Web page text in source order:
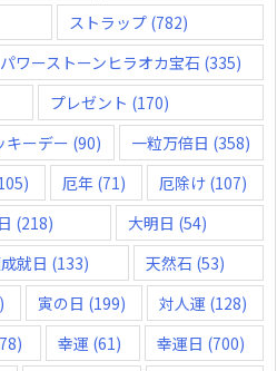
ストラップ(782)
パワーストーンヒラオカ宝石 (335)
プレゼント (170)
キーデー (90) 一粒万倍日 (358)
厄年 (71) 厄除け (107)
(218) 大明日 (54)
就日 (133) 天然石 (53)
寅の日 (199) 対人運 (128)
幸運 (61) 幸運日 (700)